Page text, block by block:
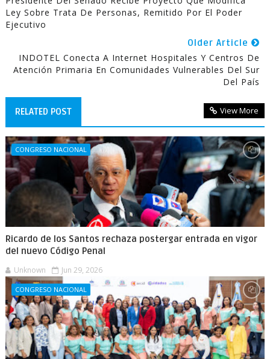
Ley Sobre Trata De Personas, Remitido Por El Poder
Ejecutivo
Older Article
INDOTEL Conecta A Internet Hospitales Y Centros De
Atención Primaria En Comunidades Vulnerables Del Sur
Del País
RELATED POST View More
CONGRESO NACIONAL
Ricardo de los Santos rechaza postergar entrada en vigor
del nuevo Código Penal
Unknown Jun 29, 2026
CONGRESO NACIONAL